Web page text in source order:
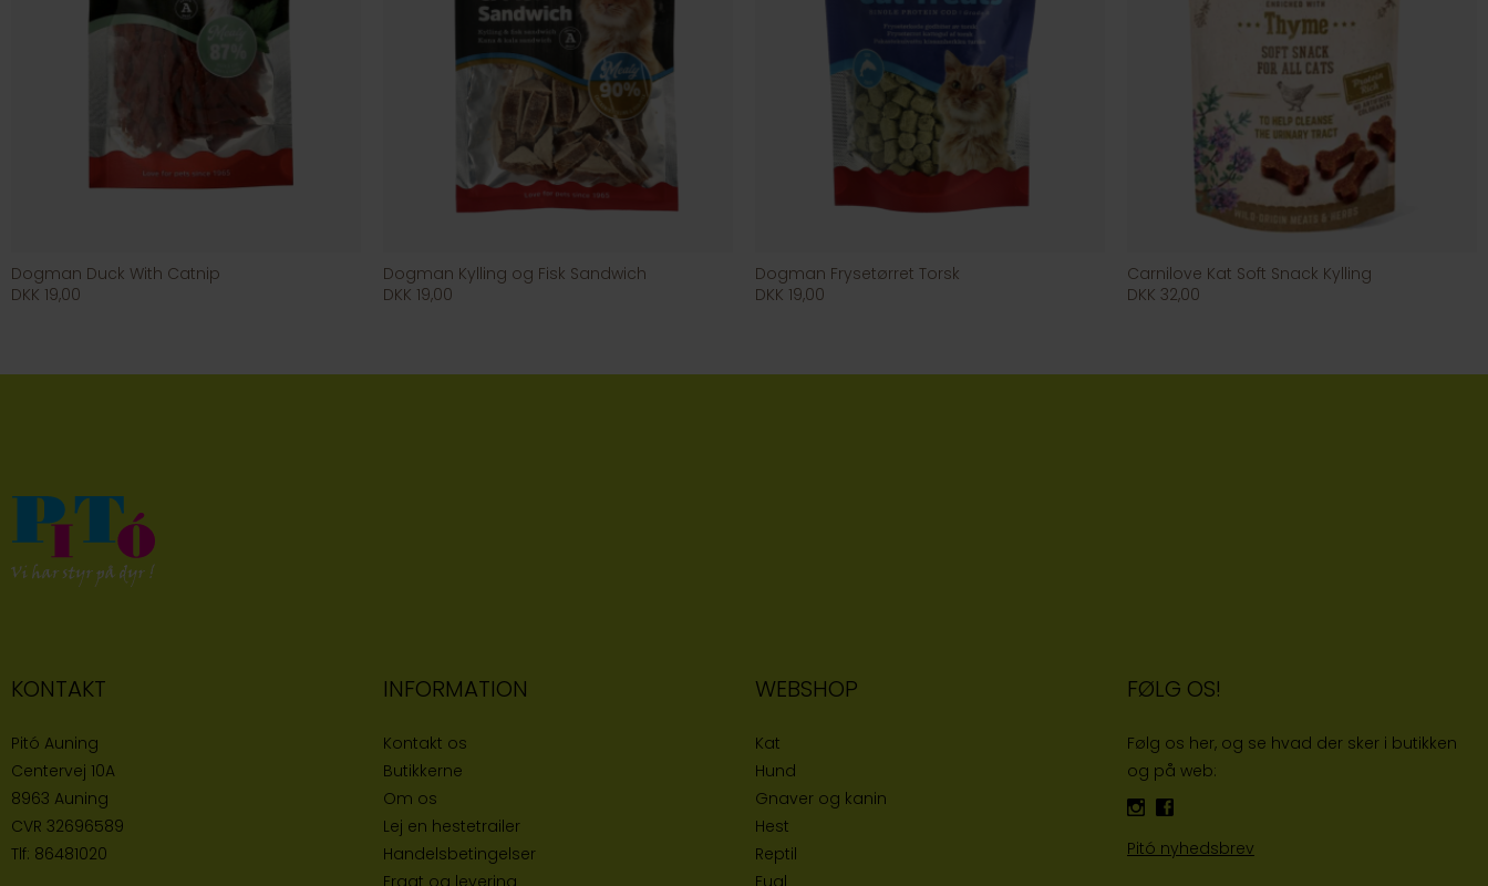
Dogman Duck With Catnip
DKK 19,00
Dogman Kylling og Fisk Sandwich
DKK 19,00
Dogman Frysetørret Torsk
DKK 19,00
Carnilove Kat Soft Snack Kylling
DKK 32,00
KONTAKT
Pitó Auning
Centervej 10A
8963 Auning
CVR 32696589
Tlf: 86481020
INFORMATION
Kontakt os
Butikkerne
Om os
Lej en hestetrailer
Handelsbetingelser
WEBSHOP
Kat
Hund
Gnaver og kanin
Hest
Reptil
FØLG OS!
Følg os her, og se hvad der sker i butikken
og på web:
Pitó nyhedsbrev